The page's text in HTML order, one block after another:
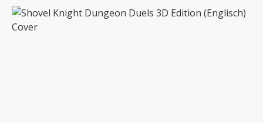
Bildergalerie überspringen